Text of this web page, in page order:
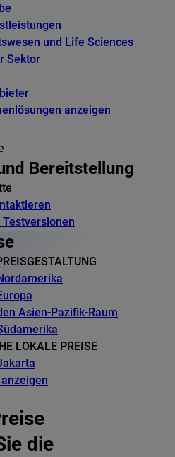
und Life Sciences
Sektor
anzeigen
Bereitstellung
Testversionen
Asien-Pazifik-Raum
LOKALE PREISE
die